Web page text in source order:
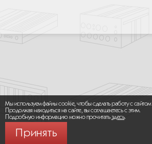
Мы используем файлы cookie, чтобы сделать работу с сайтом
Продолжая находиться на сайте, вы соглашаетесь с этим.
Подробную информацию можно прочитатьздесь.
Принять